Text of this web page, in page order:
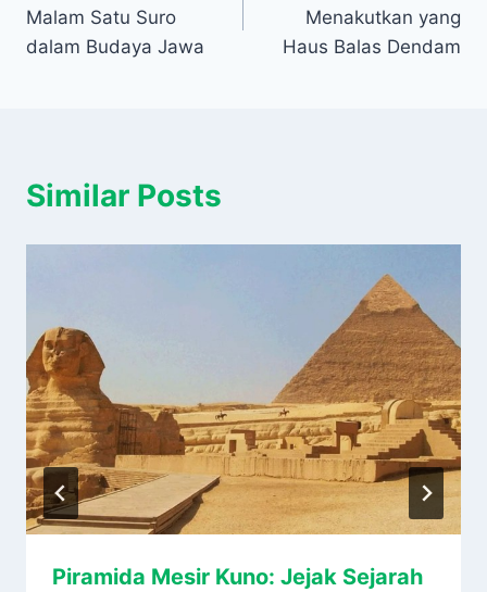
Malam Satu Suro
dalam Budaya Jawa
Menakutkan yang
Haus Balas Dendam
Similar Posts
Piramida Mesir Kuno: Jejak Sejarah